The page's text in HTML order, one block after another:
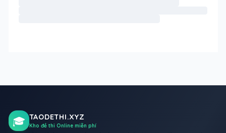
🎓 TAODETHI.XYZ
Kho đề thi Online miễn phí